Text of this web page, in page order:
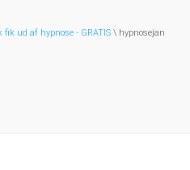
fik ud af hypnose - GRATIS \ hypnosejan